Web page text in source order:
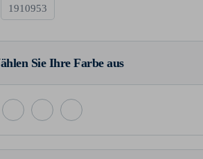
1910953
Sie Ihre Farbe aus